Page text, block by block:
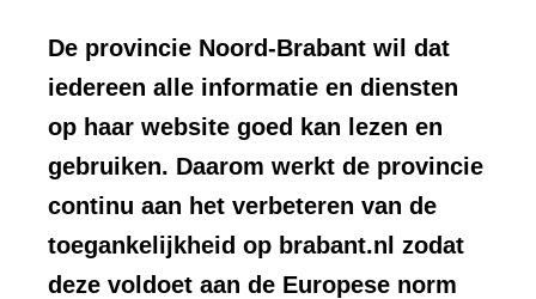
De provincie Noord-Brabant wil dat
iedereen alle informatie en diensten
op haar website goed kan lezen en
gebruiken. Daarom werkt de provincie
continu aan het verbeteren van de
toegankelijkheid op brabant.nl zodat
deze voldoet aan de Europese norm